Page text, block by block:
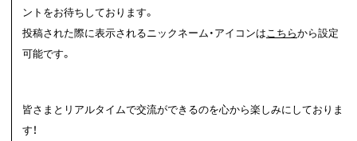
ントをお待ちしております。
投稿された際に表示されるニックネーム・アイコンはこちらから設定
可能です。
皆さまとリアルタイムで交流ができるのを心から楽しみにしておりま
す！